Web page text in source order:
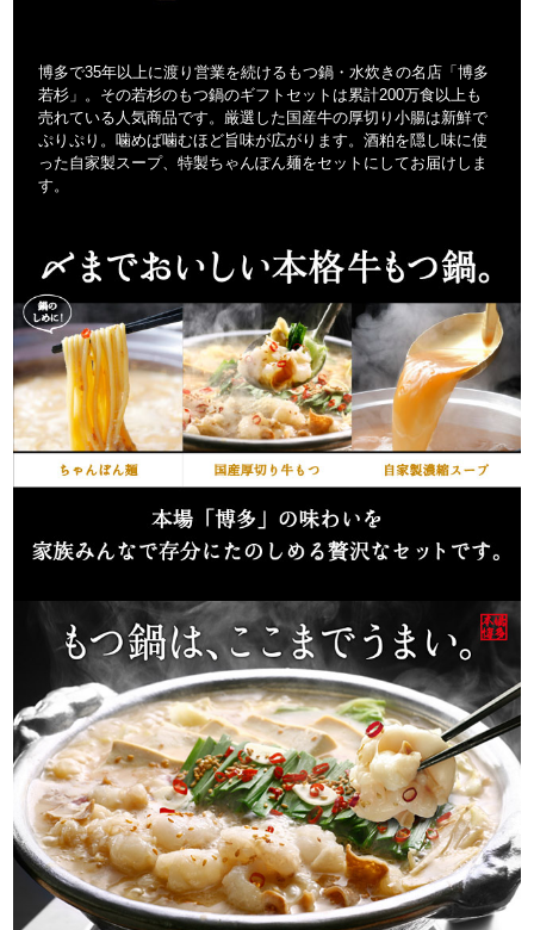
博多で35年以上に渡り営業を続けるもつ鍋・水炊きの名店「博多
若杉」。その若杉のもつ鍋のギフトセットは累計200万食以上も
売れている人気商品です。厳選した国産牛の厚切り小腸は新鮮で
ぷりぷり。噛めば噛むほど旨味が広がります。酒粕を隠し味に使
った自家製スープ、特製ちゃんぽん麺をセットにしてお届けしま
す。